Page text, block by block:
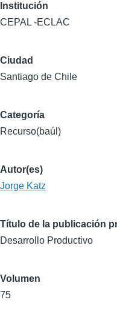
Institución
CEPAL -ECLAC
Ciudad
Santiago de Chile
Categoría
Recurso(baúl)
Autor(es)
Jorge Katz
Título de la publicación
Desarrollo Productivo
Volumen
75